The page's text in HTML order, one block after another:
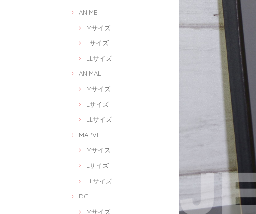
ANIME
Mサイズ
Lサイズ
LLサイズ
ANIMAL
Mサイズ
Lサイズ
LLサイズ
MARVEL
Mサイズ
Lサイズ
LLサイズ
DC
Mサイズ